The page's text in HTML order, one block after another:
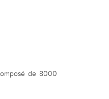
de 8000